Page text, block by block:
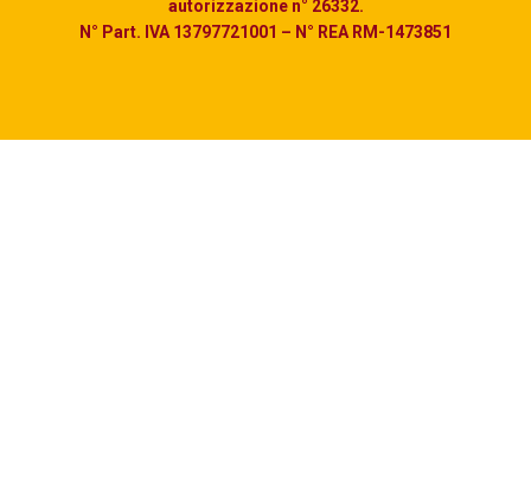
autorizzazione n° 26332.
N° Part. IVA 13797721001 – N° REA RM-1473851